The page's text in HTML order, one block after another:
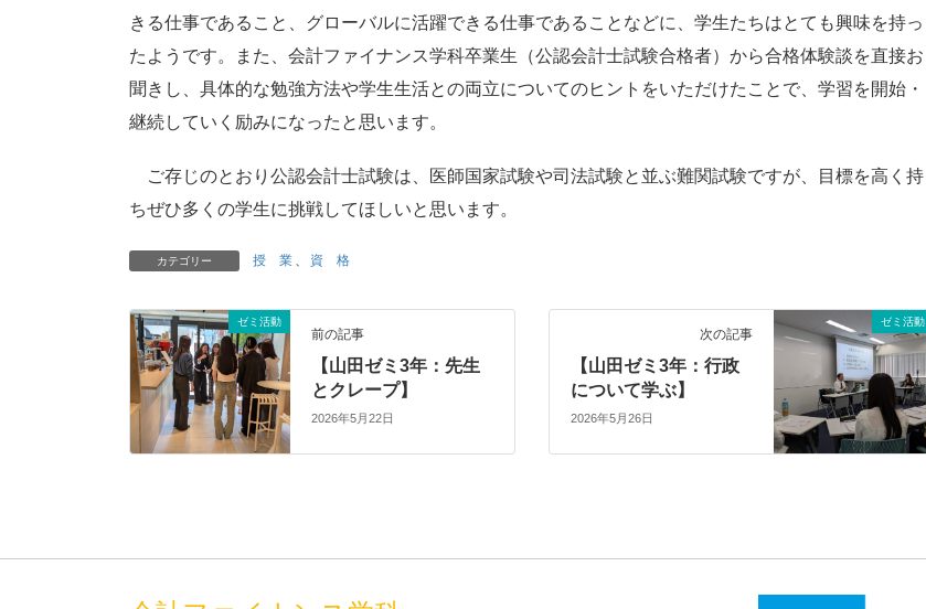
きる仕事であること、グローバルに活躍できる仕事であることなどに、学生たちはとても興味を持っ
たようです。また、会計ファイナンス学科卒業生（公認会計士試験合格者）から合格体験談を直接お
聞きし、具体的な勉強方法や学生生活との両立についてのヒントをいただけたことで、学習を開始・
継続していく励みになったと思います。
ご存じのとおり公認会計士試験は、医師国家試験や司法試験と並ぶ難関試験ですが、目標を高く持
ちぜひ多くの学生に挑戦してほしいと思います。
カテゴリー 授 業 、 資 格
ゼミ活動
前の記事
【山田ゼミ3年：先生
とクレープ】
2026年5月22日
ゼミ活動
次の記事
【山田ゼミ3年：行政
について学ぶ】
2026年5月26日